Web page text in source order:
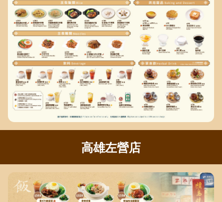
高雄左營店